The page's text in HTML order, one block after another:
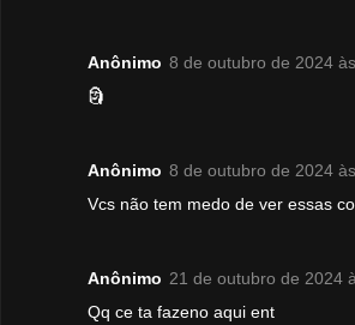
Anônimo 8 de outubro de 2024
🗿
Anônimo 8 de outubro de 2024
Vcs não tem medo de ver essas
Anônimo 21 de outubro de 2024
Qq ce ta fazeno aqui ent